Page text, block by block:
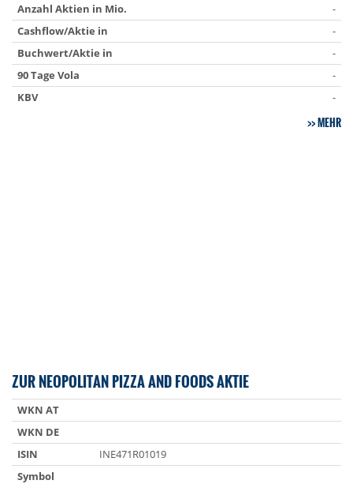
Anzahl Aktien in Mio.
-
Cashflow/Aktie in
-
Buchwert/Aktie in
-
90 Tage Vola
-
KBV
-
MEHR
ZUR NEOPOLITAN PIZZA AND FOODS AKTIE
WKN AT
WKN DE
ISIN
INE471R01019
Symbol